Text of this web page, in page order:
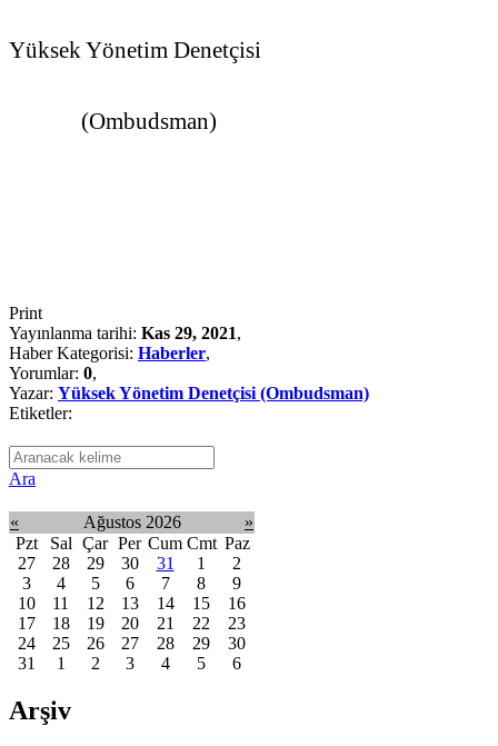
Yüksek Yönetim Denetçisi
(Ombudsman)
Print
Yayınlanma tarihi: Kas 29, 2021,
Haber Kategorisi: Haberler,
Yorumlar: 0,
Yazar: Yüksek Yönetim Denetçisi (Ombudsman)
Etiketler:
Ara
« Ağustos 2026
»
Pzt
Sal Çar Per Cum Cmt Paz
27
28 29 30 31 1
2
3
4 5 6 7 8
9
10
11 12 13 14 15
16
17
18 19 20 21 22
23
24
25 26 27 28 29
30
31
1 2 3 4 5 6
Arşiv